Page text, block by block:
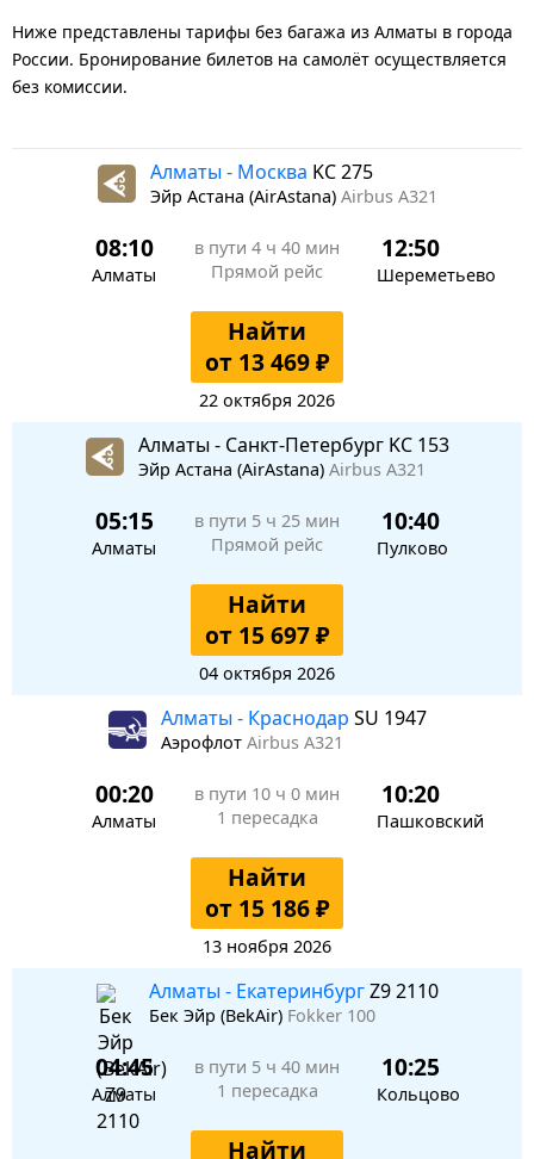
Ниже представлены тарифы без багажа из Алматы в города
России. Бронирование билетов на самолёт осуществляется
без комиссии.
Алматы - Москва KC 275
Эйр Астана (AirAstana) Airbus A321
08:10
Алматы
в пути 4 ч 40 мин
Прямой рейс
12:50
Шереметьево
Найти
от 13 469 ₽
22 октября 2026
Алматы - Санкт-Петербург KC 153
Эйр Астана (AirAstana) Airbus A321
05:15
Алматы
в пути 5 ч 25 мин
Прямой рейс
10:40
Пулково
Найти
от 15 697 ₽
04 октября 2026
Алматы - Краснодар SU 1947
Аэрофлот Airbus A321
00:20
Алматы
в пути 10 ч 0 мин
1 пересадка
10:20
Пашковский
Найти
от 15 186 ₽
13 ноября 2026
Алматы - ЕкатеринбургZ9 2110
Бек Эйр (BekAir) Fokker 100
04:45
Алматы
в пути 5 ч 40 мин
1 пересадка
10:25
Кольцово
Найти